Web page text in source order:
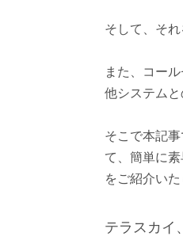
そして、そ
また、コー
他システム
そこで本記
て、簡単に
をご紹介いた
テラスカイ